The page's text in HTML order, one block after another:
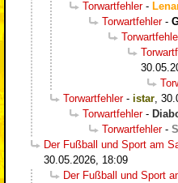
Torwartfehler-
Torwartfehler-
Torwartfehler- istar
Torwartfehler-
Torwartfehler-
Der Fußball und Sport am
30.05.2026, 18:09
Der Fußball und Sport